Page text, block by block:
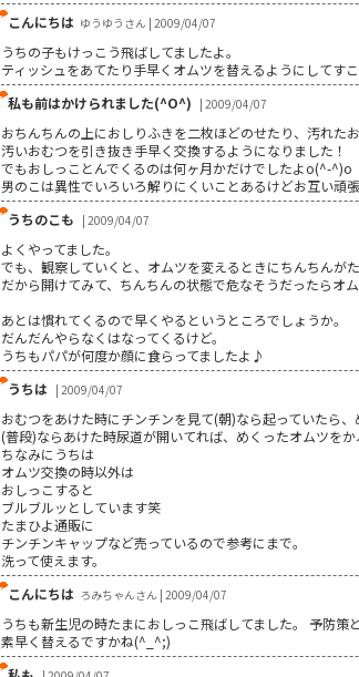
こんにちは ゆうゆうさん | 2009/04/07
うちの子もけっこう飛ばしてましたよ。
ティッシュをあてたり手早くオムツを替えるようにしてす
私も前はかけられました(^O^) | 2009/04/07
おちんちんの上におしりふきを二枚ほどのせたり、汚れた
汚いおむつを引き抜き手早く交換するようになりました！
でもおしっことんでくるのは何ヶ月かだけでしたよo(^-^)o
男のこは異性でいろいろ解りにくいことあるけどお互い頑
うちのこも | 2009/04/07
よくやってました。
でも、観察していくと、オムツを変えるときにちんちんが
だから開けてみて、ちんちんの状態で危なそうだったらオ
あとは慣れてくるので早くやるというところでしょうか。
だんだんやらなくはなってくるけど。
うちもパパが何度か顔に食らってましたよ♪
うちは | 2009/04/07
おむつをあけた時にチンチンを見て(朝)なら起っていたら、
(普段)ならあけた時尿道が開いてれば、めくったオムツをか
ちなみにうちは
オムツ交換の時以外は
おしっこすると
ブルブルッとしています笑
たまひよ通販に
チンチンキャップなど売っているので参考にまで。
洗って使えます。
こんにちは ろみちゃんさん | 2009/04/07
うちも新生児の時たまにおしっこ飛ばしてました。 予防
素早く替えるですかね(^_^;)